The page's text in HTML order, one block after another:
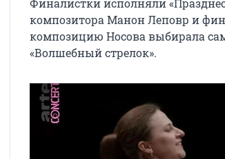
Финалистки исполняли
композитора Манон Леповр и
композицию Носова выбирала
«Волшебный стрелок».